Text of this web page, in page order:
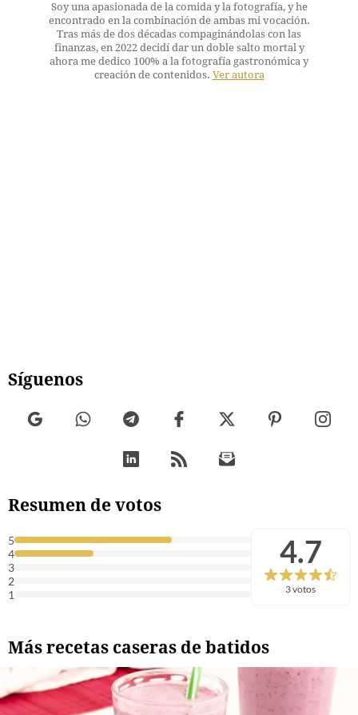
Soy una apasionada de la comida y la fotografía, y he
encontrado en la combinación de ambas mi vocación.
Tras más de dos décadas compaginándolas con las
finanzas, en 2022 decidí dar un doble salto mortal y
ahora me dedico 100% a la fotografía gastronómica y
creación de contenidos. Ver autora
Síguenos
Resumen de votos
5
4
3
2
1
4.7
3 votos
Más recetas caseras de batidos